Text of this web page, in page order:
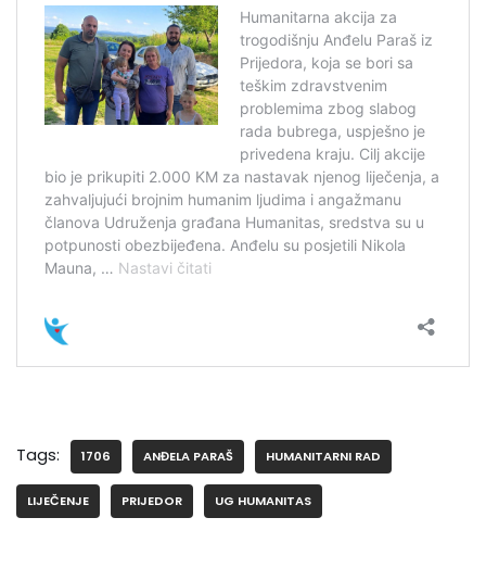
Tags: 1706 ANĐELA PARAŠ HUMANITARNI RAD
LIJEČENJE PRIJEDOR UG HUMANITAS